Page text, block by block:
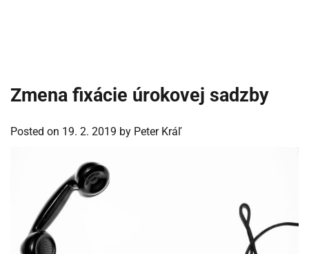
Zmena fixácie úrokovej sadzby
Posted on 19. 2. 2019 by Peter Kráľ